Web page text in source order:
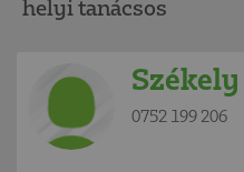
helyi tanácsos
0752 199 206